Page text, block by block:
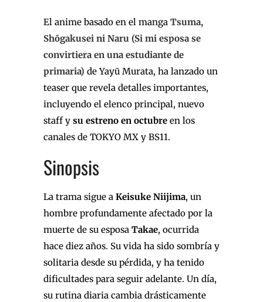
El anime basado en el manga Tsuma,
Shōgakusei ni Naru (Si mi esposa se
convirtiera en una estudiante de
primaria) de Yayū Murata, ha lanzado un
teaser que revela detalles importantes,
incluyendo el elenco principal, nuevo
staff y su estreno en octubre en los
canales de TOKYO MX y BS11.
Sinopsis
La trama sigue a Keisuke Niijima, un
hombre profundamente afectado por la
muerte de su esposa Takae, ocurrida
hace diez años. Su vida ha sido sombría y
solitaria desde su pérdida, y ha tenido
dificultades para seguir adelante. Un día,
su rutina diaria cambia drásticamente